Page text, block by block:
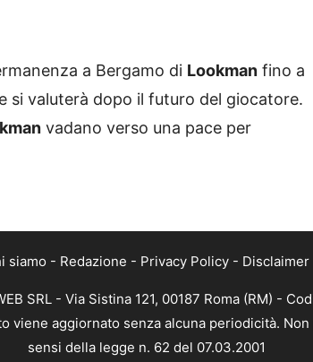
a Bergamo di Lookman fino a
si valuterà dopo il futuro del giocatore.
vadano verso una pace per
siamo - Redazione - Privacy Policy - Disclaimer
SRL - Via Sistina 121, 00187 Roma (RM) -
viene aggiornato senza alcuna periodicità.
sensi della legge n. 62 del 07.03.2001